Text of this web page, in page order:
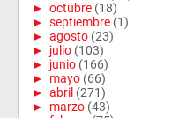
► octubre (18)
► septiembre (1)
► agosto (23)
► julio (103)
► junio (166)
► mayo (66)
► abril (271)
► marzo (43)